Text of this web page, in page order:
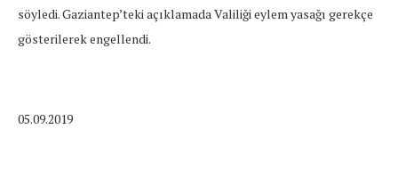
söyledi. Gaziantep’teki açıklamada Valiliği eylem yasağı gerekçe
gösterilerek engellendi.
05.09.2019